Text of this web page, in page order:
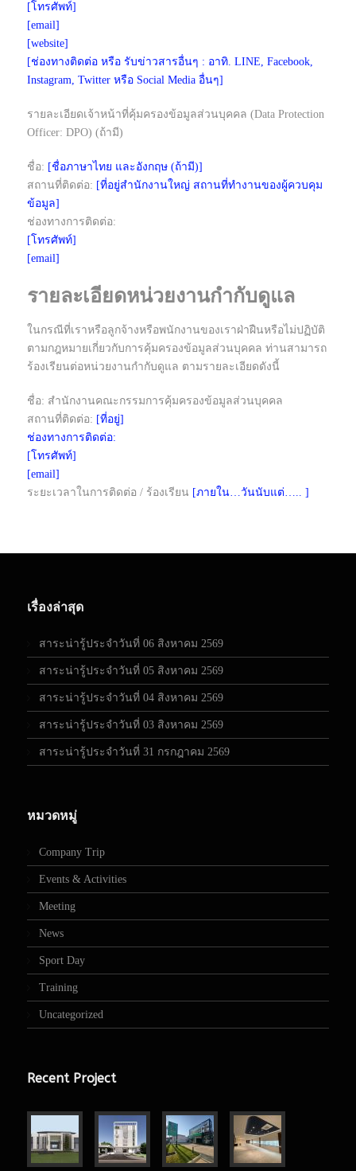
[โทรศัพท์]
[email]
[website]
[ช่องทางติดต่อ หรือ รับข่าวสารอื่นๆ : อาทิ. LINE, Facebook,
Instagram, Twitter หรือ Social Media อื่นๆ]
รายละเอียดเจ้าหน้าที่คุ้มครองข้อมูลส่วนบุคคล (Data Protection
Officer: DPO) (ถ้ามี)
ชื่อ: [ชื่อภาษาไทย และอังกฤษ (ถ้ามี)]
สถานที่ติดต่อ: [ที่อยู่สำนักงานใหญ่ สถานที่ทำงานของผู้ควบคุม
ข้อมูล]
ช่องทางการติดต่อ:
[โทรศัพท์]
[email]
รายละเอียดหน่วยงานกำกับดูแล
ในกรณีที่เราหรือลูกจ้างหรือพนักงานของเราฝ่าฝืนหรือไม่ปฏิบัติ
ตามกฎหมายเกี่ยวกับการคุ้มครองข้อมูลส่วนบุคคล ท่านสามารถ
ร้องเรียนต่อหน่วยงานกำกับดูแล ตามรายละเอียดดังนี้
ชื่อ: สำนักงานคณะกรรมการคุ้มครองข้อมูลส่วนบุคคล
สถานที่ติดต่อ: [ที่อยู่]
ช่องทางการติดต่อ:
[โทรศัพท์]
[email]
ระยะเวลาในการติดต่อ / ร้องเรียน [ภายใน…วันนับแต่….. ]
เรื่องล่าสุด
สาระน่ารู้ประจำวันที่ 06 สิงหาคม 2569
สาระน่ารู้ประจำวันที่ 05 สิงหาคม 2569
สาระน่ารู้ประจำวันที่ 04 สิงหาคม 2569
สาระน่ารู้ประจำวันที่ 03 สิงหาคม 2569
สาระน่ารู้ประจำวันที่ 31 กรกฎาคม 2569
หมวดหมู่
Company Trip
Events & Activities
Meeting
News
Sport Day
Training
Uncategorized
Recent Project